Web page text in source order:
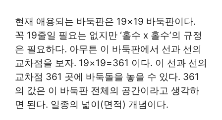
현재 애용되는 바둑판은 19×19 바둑판이다.
꼭 19줄일 필요는 없지만 ‘홀수 x 홀수’의 규정
은 필요하다. 아무튼 이 바둑판에서 선과 선의
교차점을 보자. 19×19=361 이다. 이 선과 선의
교차점 361 곳에 바둑돌을 놓을 수 있다. 361
의 값은 이 바둑판 전체의 공간이라고 생각하
면 된다. 일종의 넓이(면적) 개념이다.